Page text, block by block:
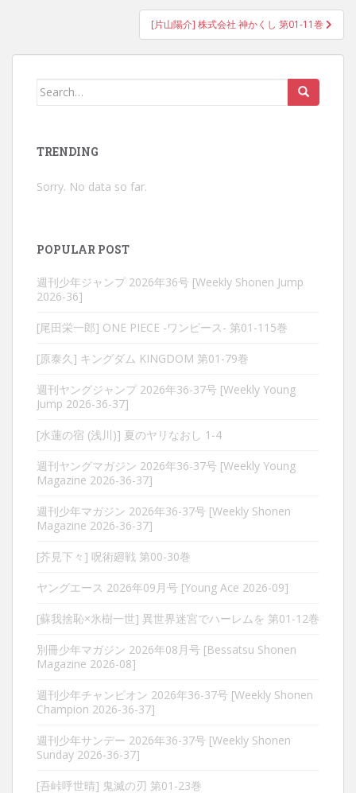
[片山陽介] 株式会社 神かくし 第01-11巻
Search
TRENDING
Sorry. No data so far.
POPULAR POST
週刊少年ジャンプ 2026年36号 [Weekly Shonen Jump
2026-36]
[尾田栄一郎] ONE PIECE -ワンピース- 第01-115巻
[原泰久] キングダム KINGDOM 第01-79巻
週刊ヤングジャンプ 2026年36-37号 [Weekly Young
Jump 2026-36-37]
[水蓮の宿 (浅川)] 夏のヤリなおし 1-4
週刊ヤングマガジン 2026年36-37号 [Weekly Young
Magazine 2026-36-37]
週刊少年マガジン 2026年36-37号 [Weekly Shonen
Magazine 2026-36-37]
[芥見下々] 呪術廻戦 第00-30巻
ヤングエース 2026年09月号 [Young Ace 2026-09]
[蘇我捨恥×氷樹一世] 異世界迷宮でハーレムを 第01-12巻
別冊少年マガジン 2026年08月号 [Bessatsu Shonen
Magazine 2026-08]
週刊少年チャンピオン 2026年36-37号 [Weekly Shonen
Champion 2026-36-37]
週刊少年サンデー 2026年36-37号 [Weekly Shonen
Sunday 2026-36-37]
[吾峠呼世晴] 鬼滅の刃 第01-23巻